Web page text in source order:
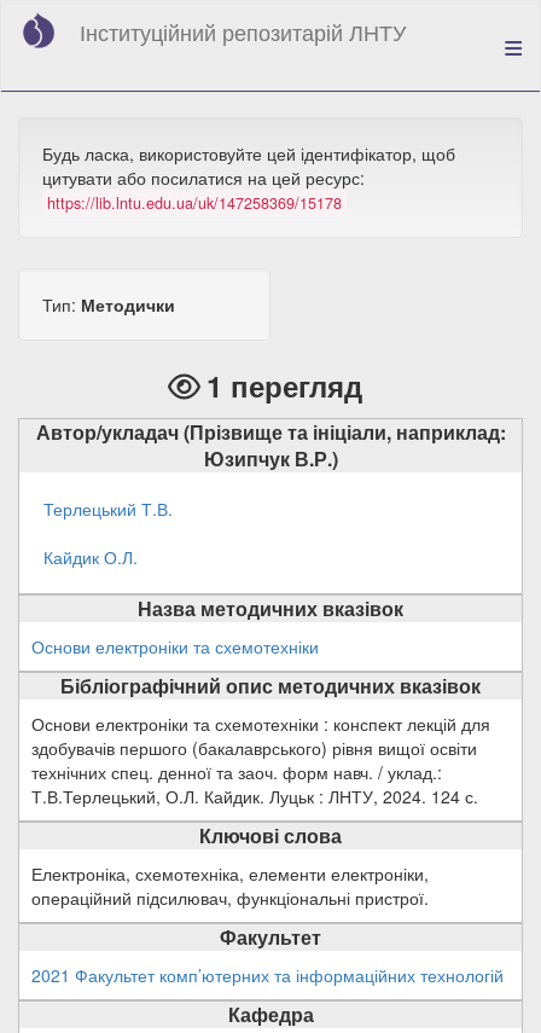
Перейти
вмісту
Інституційний репозитарій ЛНТУ
Будь ласка, використовуйте цей ідентифікатор, щоб
цитувати або посилатися на цей ресурс:
https://lib.lntu.edu.ua/uk/147258369/15178
Тип: Методички
1 перегляд
Автор/укладач (Прізвище та ініціали, наприклад:
Юзипчук В.Р.)
Терлецький Т.В.
Кайдик О.Л.
Назва методичних вказівок
Основи електроніки та схемотехніки
Бібліографічний опис методичних вказівок
Основи електроніки та схемотехніки : конспект лекцій для
здобувачів першого (бакалаврського) рівня вищої освіти
технічних спец. денної та заоч. форм навч. / уклад.:
Т.В.Терлецький, О.Л. Кайдик. Луцьк : ЛНТУ, 2024. 124 с.
Ключові слова
Електроніка, схемотехніка, елементи електроніки,
операційний підсилювач, функціональні пристрої.
Факультет
2021 Факультет комп’ютерних та інформаційних технологій
Кафедра